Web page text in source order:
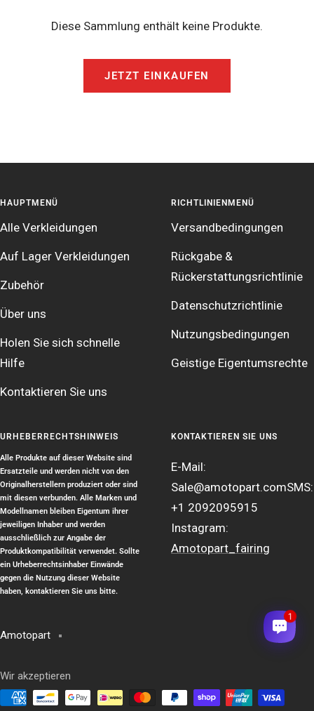
Diese Sammlung enthält keine Produkte.
JETZT EINKAUFEN
HAUPTMENÜ
Alle Verkleidungen
Auf Lager Verkleidungen
Zubehör
Über uns
Holen Sie sich schnelle
Hilfe
Kontaktieren Sie uns
RICHTLINIENMENÜ
Versandbedingungen
Rückgabe &
Rückerstattungsrichtlinie
Datenschutzrichtlinie
Nutzungsbedingungen
Geistige Eigentumsrechte
URHEBERRECHTSHINWEIS
Alle Produkte auf dieser Website sind
Ersatzteile und werden nicht von den
Originalherstellern produziert oder sind
mit diesen verbunden. Alle Marken und
Modellnamen bleiben Eigentum ihrer
jeweiligen Inhaber und werden
ausschließlich zur Angabe der
Produktkompatibilität verwendet. Sollte
ein Urheberrechtsinhaber Einwände
gegen die Nutzung dieser Website
haben, kontaktieren Sie uns bitte.
KONTAKTIEREN SIE UNS
E-Mail:
Sale@amotopart.comSMS:
+1 2092095915
Instagram:
Amotopart_fairing
Amotopart
Wir akzeptieren
1